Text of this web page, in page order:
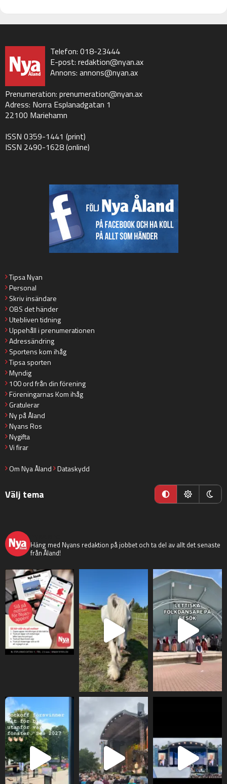
Telefon: 018-23444
E-post: redaktion@nyan.ax
Annons: annons@nyan.ax
Prenumeration: prenumeration@nyan.ax
Adress: Norra Esplanadgatan 1
22100 Mariehamn
ISSN 0359-1441 (print)
ISSN 2490-1628 (online)
Tipsa Nyan
Personal
Skriv insändare
OBS det händer
Utebliven tidning
Uppehåll i prenumerationen
Adressändring
Sportens kom ihåg
Tipsa sporten
Myndig
100 ord från din förening
Föreningarnas Kom ihåg
Gratulerar
Ny på Åland
Nyans Ros
Nygifta
Vi firar
Om Nya Åland Dataskydd
Välj tema
Häng med Nyans redaktion på jobbet och ta del av allt det senaste
från Åland!